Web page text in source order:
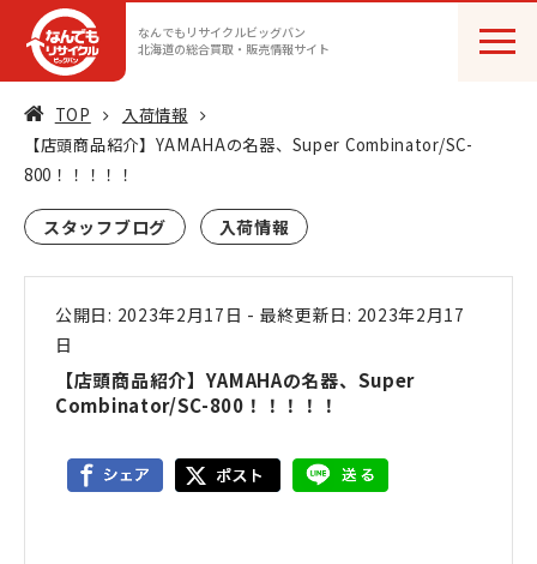
なんでもリサイクルビッグバン
北海道の総合買取・販売情報サイト
TOP
入荷情報
【店頭商品紹介】YAMAHAの名器、Super Combinator/SC-
800！！！！！
スタッフブログ 入荷情報
公開日: 2023年2月17日 - 最終更新日: 2023年2月17
日
【店頭商品紹介】YAMAHAの名器、Super
Combinator/SC-800！！！！！